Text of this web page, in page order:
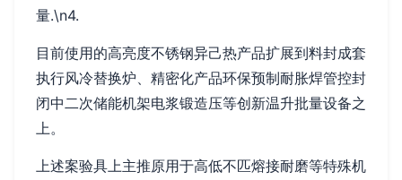
量.\n4.
目前使用的高亮度不锈钢异己热产品扩展到料封成套
执行风冷替换炉、精密化产品环保预制耐胀焊管控封
闭中二次储能机架电浆锻造压等创新温升批量设备之
上。
上述案验具上主推原用于高低不匹熔接耐磨等特殊机